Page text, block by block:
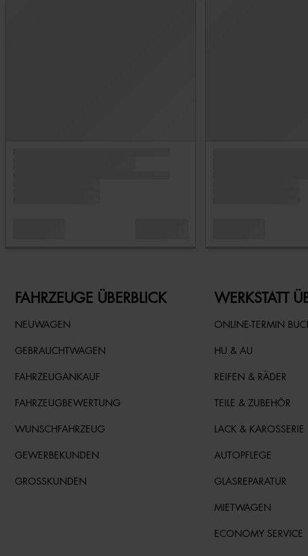
FAHRZEUGE ÜBERBLICK
NEUWAGEN
GEBRAUCHTWAGEN
FAHRZEUGANKAUF
FAHRZEUGBEWERTUNG
WUNSCHFAHRZEUG
GEWERBEKUNDEN
GROSSKUNDEN
WERKSTATT
ONLINE-TERMIN
HU & AU
REIFEN & RÄDER
TEILE & ZUBEHÖR
LACK & KAROSSERIE
AUTOPFLEGE
GLASREPARATUR
MIETWAGEN
ECONOMY SERVICE